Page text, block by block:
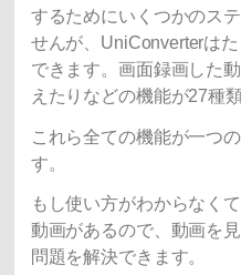
するためにいくつかのス
せんが、UniConverterは
できます。画面録画した
えたりなどの機能が27種類
これら全ての機能が一つ
す。
もし使い方がわからなく
動画があるので、動画を
問題を解決できます。